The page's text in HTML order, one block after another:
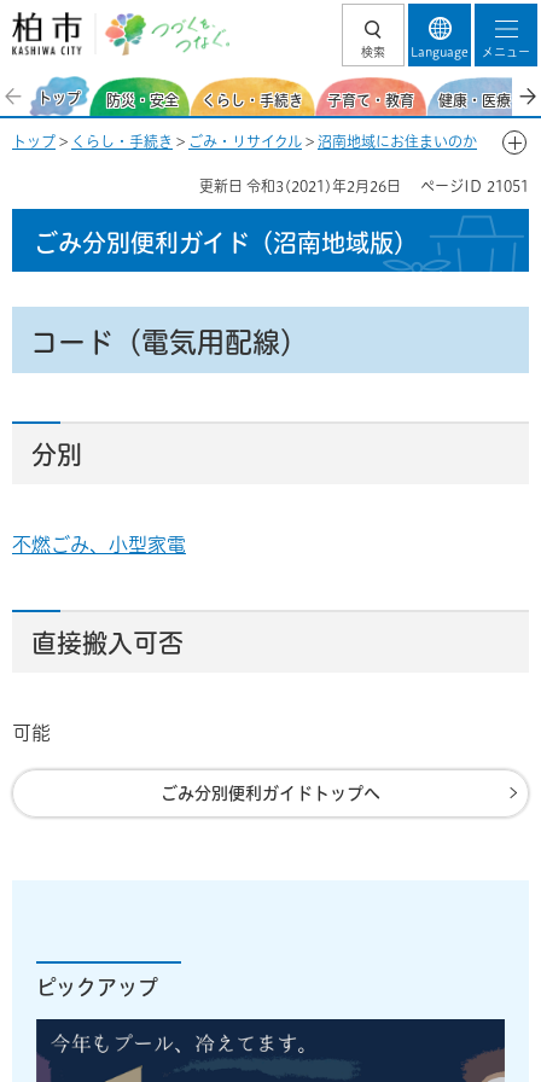
柏市 つづくを、
検索 Language メニュー
トップ 防災・安全 くらし・手続き 子育て・教育 健康・医療・
トップ > くらし・手続き > ごみ・リサイクル > 沼南地域にお住まいのか
更新日 令和3(2021)年2月26日 ページID 21051
ごみ分別便利ガイド （沼南地域版）
コード（電気用配線）
分別
不燃ごみ、小型家電
直接搬入可否
可能
ごみ分別便利ガイドトップへ
ピックアップ